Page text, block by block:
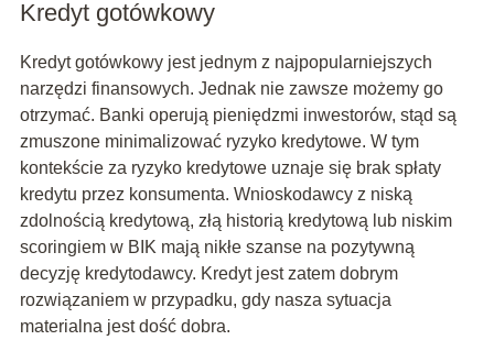
Kredyt gotówkowy
Kredyt gotówkowy jest jednym z najpopularniejszych
narzędzi finansowych. Jednak nie zawsze możemy go
otrzymać. Banki operują pieniędzmi inwestorów, stąd są
zmuszone minimalizować ryzyko kredytowe. W tym
kontekście za ryzyko kredytowe uznaje się brak spłaty
kredytu przez konsumenta. Wnioskodawcy z niską
zdolnością kredytową, złą historią kredytową lub niskim
scoringiem w BIK mają nikłe szanse na pozytywną
decyzję kredytodawcy. Kredyt jest zatem dobrym
rozwiązaniem w przypadku, gdy nasza sytuacja
materialna jest dość dobra.